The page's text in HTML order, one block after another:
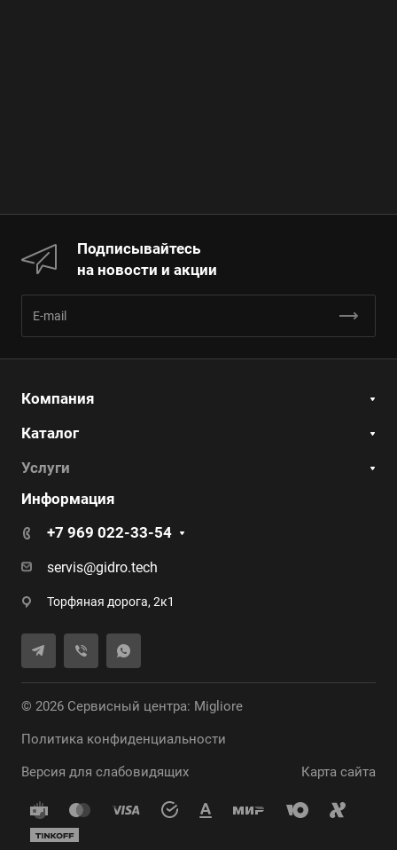
Подписывайтесь
на новости и акции
Компания
Каталог
Услуги
Информация
+7 969 022-33-54
servis@gidro.tech
Торфяная дорога, 2к1
© 2026 Сервисный центра: Migliore
Политика конфиденциальности
Версия для слабовидящих Карта сайта